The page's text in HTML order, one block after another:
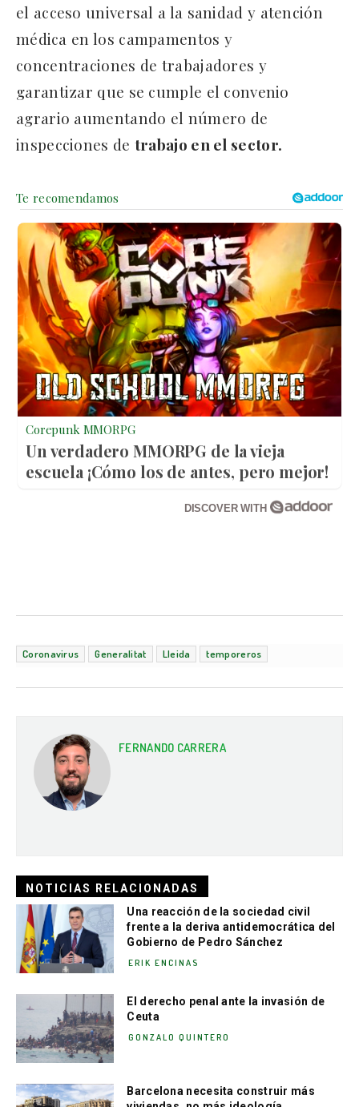
el acceso universal a la sanidad y atención
médica en los campamentos y
concentraciones de trabajadores y
garantizar que se cumple el convenio
agrario aumentando el número de
inspecciones de trabajo en el sector.
Corepunk MMORPG
Un verdadero MMORPG de la vieja
escuela ¡Cómo los de antes, pero mejor!
DISCOVER WITH
Coronavirus Generalitat Lleida temporeros
FERNANDO CARRERA
NOTICIAS RELACIONADAS
Una reacción de la sociedad civil
frente a la deriva antidemocrática del
Gobierno de Pedro Sánchez
ERIK ENCINAS
El derecho penal ante la invasión de
Ceuta
GONZALO QUINTERO
Barcelona necesita construir más